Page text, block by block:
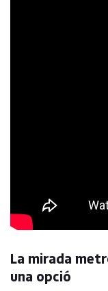
La mirada
una opció